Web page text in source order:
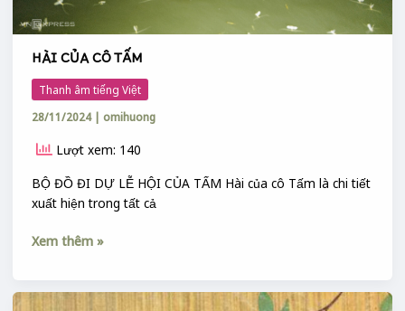
HÀI CỦA CÔ TẤM
Thanh âm tiếng Việt
28/11/2024 | omihuong
Lượt xem: 140
BỘ ĐỒ ĐI DỰ LỄ HỘI CỦA TẤM Hài của cô Tấm là chi tiết
xuất hiện trong tất cả
Xem thêm »
Ý